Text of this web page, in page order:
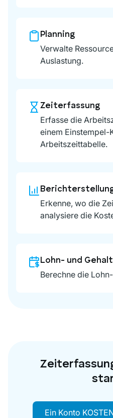
Planning
Verwalte
Auslastung.
Zeiterfassung
Erfasse die
einem Einstempel-
Arbeitszeittabelle.
Erkenne, wo die
analysiere die
Lohn- und
Berechne die
Ein Konto